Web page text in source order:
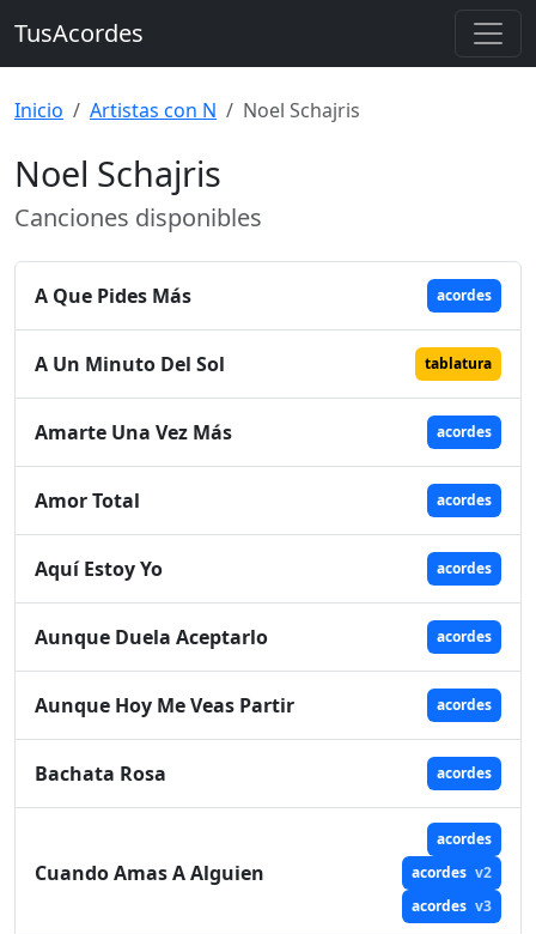
TusAcordes
Inicio Artistas con N Noel Schajris
Noel Schajris
Canciones disponibles
A Que Pides Más acordes
A Un Minuto Del Sol tablatura
Amarte Una Vez Más acordes
Amor Total acordes
Aquí Estoy Yo acordes
Aunque Duela Aceptarlo acordes
Aunque Hoy Me Veas Partir acordes
Bachata Rosa acordes
Cuando Amas A Alguien
acordes
acordes v2
acordes v3